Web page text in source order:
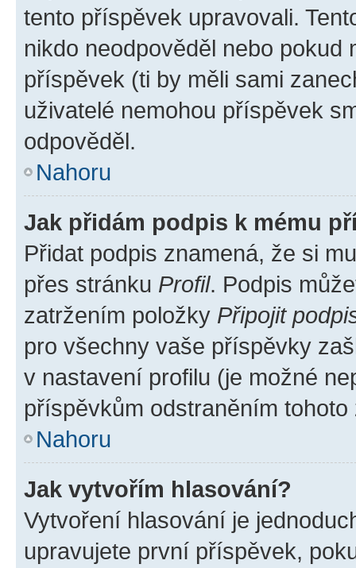
tento příspěvek upravovali.
nikdo neodpověděl nebo pokud
příspěvek (ti by měli sami
uživatelé nemohou příspěvek
odpověděl.
Nahoru
Jak přidám podpis k mému
Přidat podpis znamená, že si
přes stránku Profil. Podpis
zatržením položky Připojit
pro všechny vaše příspěvky
v nastavení profilu (je možné
příspěvkům odstraněním
Nahoru
Jak vytvořím hlasování?
Vytvoření hlasování je
upravujete první příspěvek,